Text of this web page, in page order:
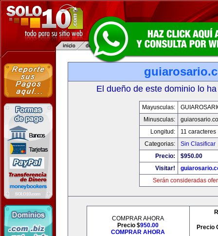
El dueño de este dominio lo
Mayusculas:
Minusculas:
Longitud:
11 caracteres
Categorias:
Sin Clasificar
Precio:
$950.00
Visitar!
Serán consideradas
COMPRAR AHORA
Precio $950.00
COMPRAR AHORA
Precio